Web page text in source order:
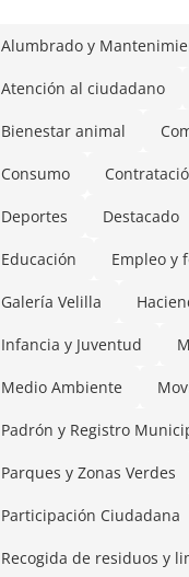
Alumbrado y
Atención al ciudadano
Bienestar animal
Consumo
Deportes Destacado
Educación Empleo y
Galería Velilla
Infancia y Juventud
Medio Ambiente
Padrón y Registro
Parques y Zonas Verdes
Participación Ciudadana
Recogida de residuos y